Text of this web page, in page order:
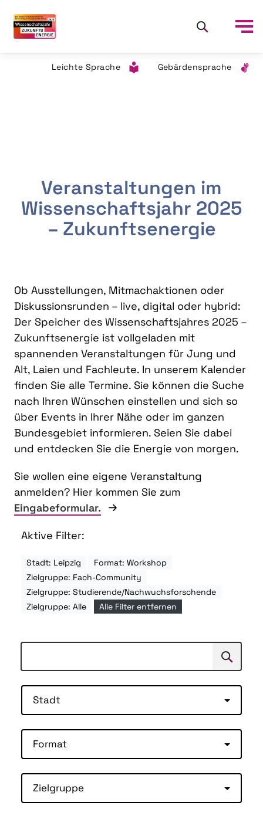
Leichte Sprache Gebärdensprache
Veranstaltungen im
Wissenschaftsjahr 2025
– Zukunftsenergie
Ob Ausstellungen, Mitmachaktionen oder
Diskussionsrunden – live, digital oder hybrid:
Der Speicher des Wissenschaftsjahres 2025 –
Zukunftsenergie ist vollgeladen mit
spannenden Veranstaltungen für Jung und
Alt, Laien und Fachleute. In unserem Kalender
finden Sie alle Termine. Sie können die Suche
nach Ihren Wünschen einstellen und sich so
über Events in Ihrer Nähe oder im ganzen
Bundesgebiet informieren. Seien Sie dabei
und entdecken Sie die Energie von morgen.
Sie wollen eine eigene Veranstaltung
anmelden? Hier kommen Sie zum
Eingabeformular.
Aktive Filter:
Stadt: Leipzig
Format: Workshop
Zielgruppe: Fach-Community
Zielgruppe: Studierende/Nachwuchsforschende
Zielgruppe: Alle
Alle Filter entfernen
Suchen
Stadt
Format
Zielgruppe